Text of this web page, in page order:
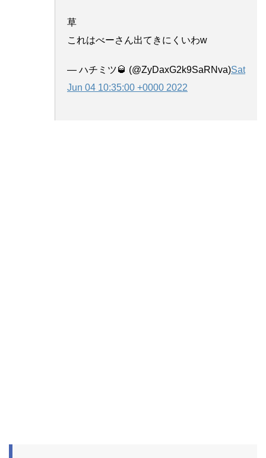
草
これはべーさん出てきにくいわw
— ハチミツ🥃 (@ZyDaxG2k9SaRNva)Sat
Jun 04 10:35:00 +0000 2022